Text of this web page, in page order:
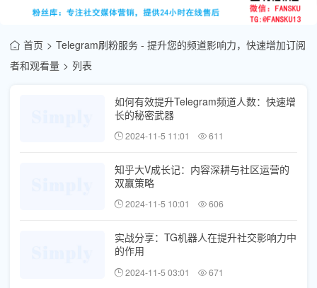
首页
Telegram刷粉服务 - 提升您的频道影响力，快速增加订阅
者和观看量
列表
如何有效提升Telegram频道人数：快速增
长的秘密武器
2024-11-5 11:01 611
知乎大V成长记：内容深耕与社区运营的
双赢策略
2024-11-5 10:01 606
实战分享：TG机器人在提升社交影响力中
的作用
2024-11-5 03:01 671